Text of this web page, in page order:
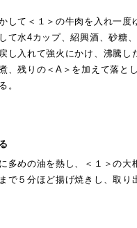
して＜１＞の牛肉を入れ一度
て水4カップ、紹興酒、砂糖
し入れて強火にかけ、沸騰し
、残りの＜A＞を加えて落と
。
多めの油を熱し、＜１＞の大
で５分ほど揚げ焼きし、取り